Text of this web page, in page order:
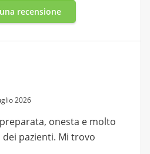
recensione
2026
onesta e molto
pazienti. Mi trovo